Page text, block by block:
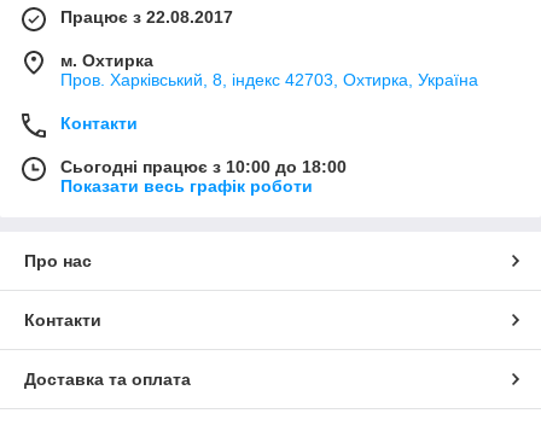
Працює з 22.08.2017
м. Охтирка
Пров. Харківський, 8, індекс 42703, Охтирка, Україна
Контакти
Сьогодні працює з 10:00 до 18:00
Показати весь графік роботи
Про нас
Контакти
Доставка та оплата